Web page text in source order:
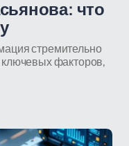
что
стремительно
факторов,